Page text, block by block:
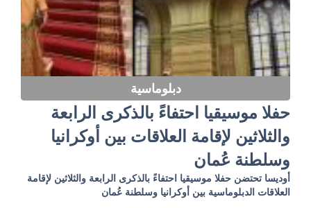
دبلوماسية
حفلا موسيقيا احتفاءً بالذكرى الرابعة
والثلاثين لإقامة العلاقات بين أوكرانيا
وسلطنة عُمان
أوديسا تحتضن حفلا موسيقيا احتفاءً بالذكرى الرابعة والثلاثين لإقامة
العلاقات الدبلوماسية بين أوكرانيا وسلطنة عُمان